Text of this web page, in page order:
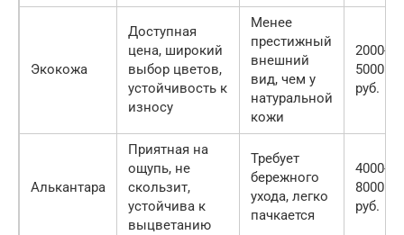
Экокожа
Доступная
цена, широкий
выбор цветов,
устойчивость к
износу
Менее
престижный
внешний
вид, чем у
натуральной
кожи
2000-
5000
руб.
Алькантара
Приятная на
ощупь, не
скользит,
устойчива к
выцветанию
Требует
бережного
ухода, легко
пачкается
4000-
8000
руб.